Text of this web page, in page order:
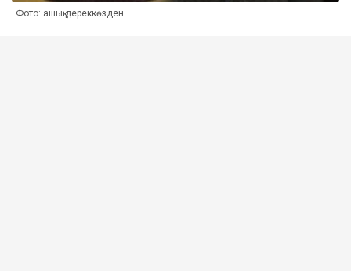
Фото: ашық дереккөзден